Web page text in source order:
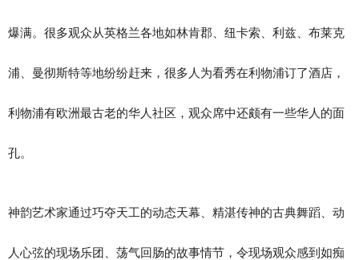
爆满。很多观众从英格兰各地如林肯郡、纽卡索、利兹、布莱克
浦、曼彻斯特等地纷纷赶来，很多人为看秀在利物浦订了酒店，
利物浦有欧洲最古老的华人社区，观众席中还颇有一些华人的面
孔。
神韵艺术家通过巧夺天工的动态天幕、精湛传神的古典舞蹈、动
人心弦的现场乐团、荡气回肠的故事情节，令现场观众感到如痴